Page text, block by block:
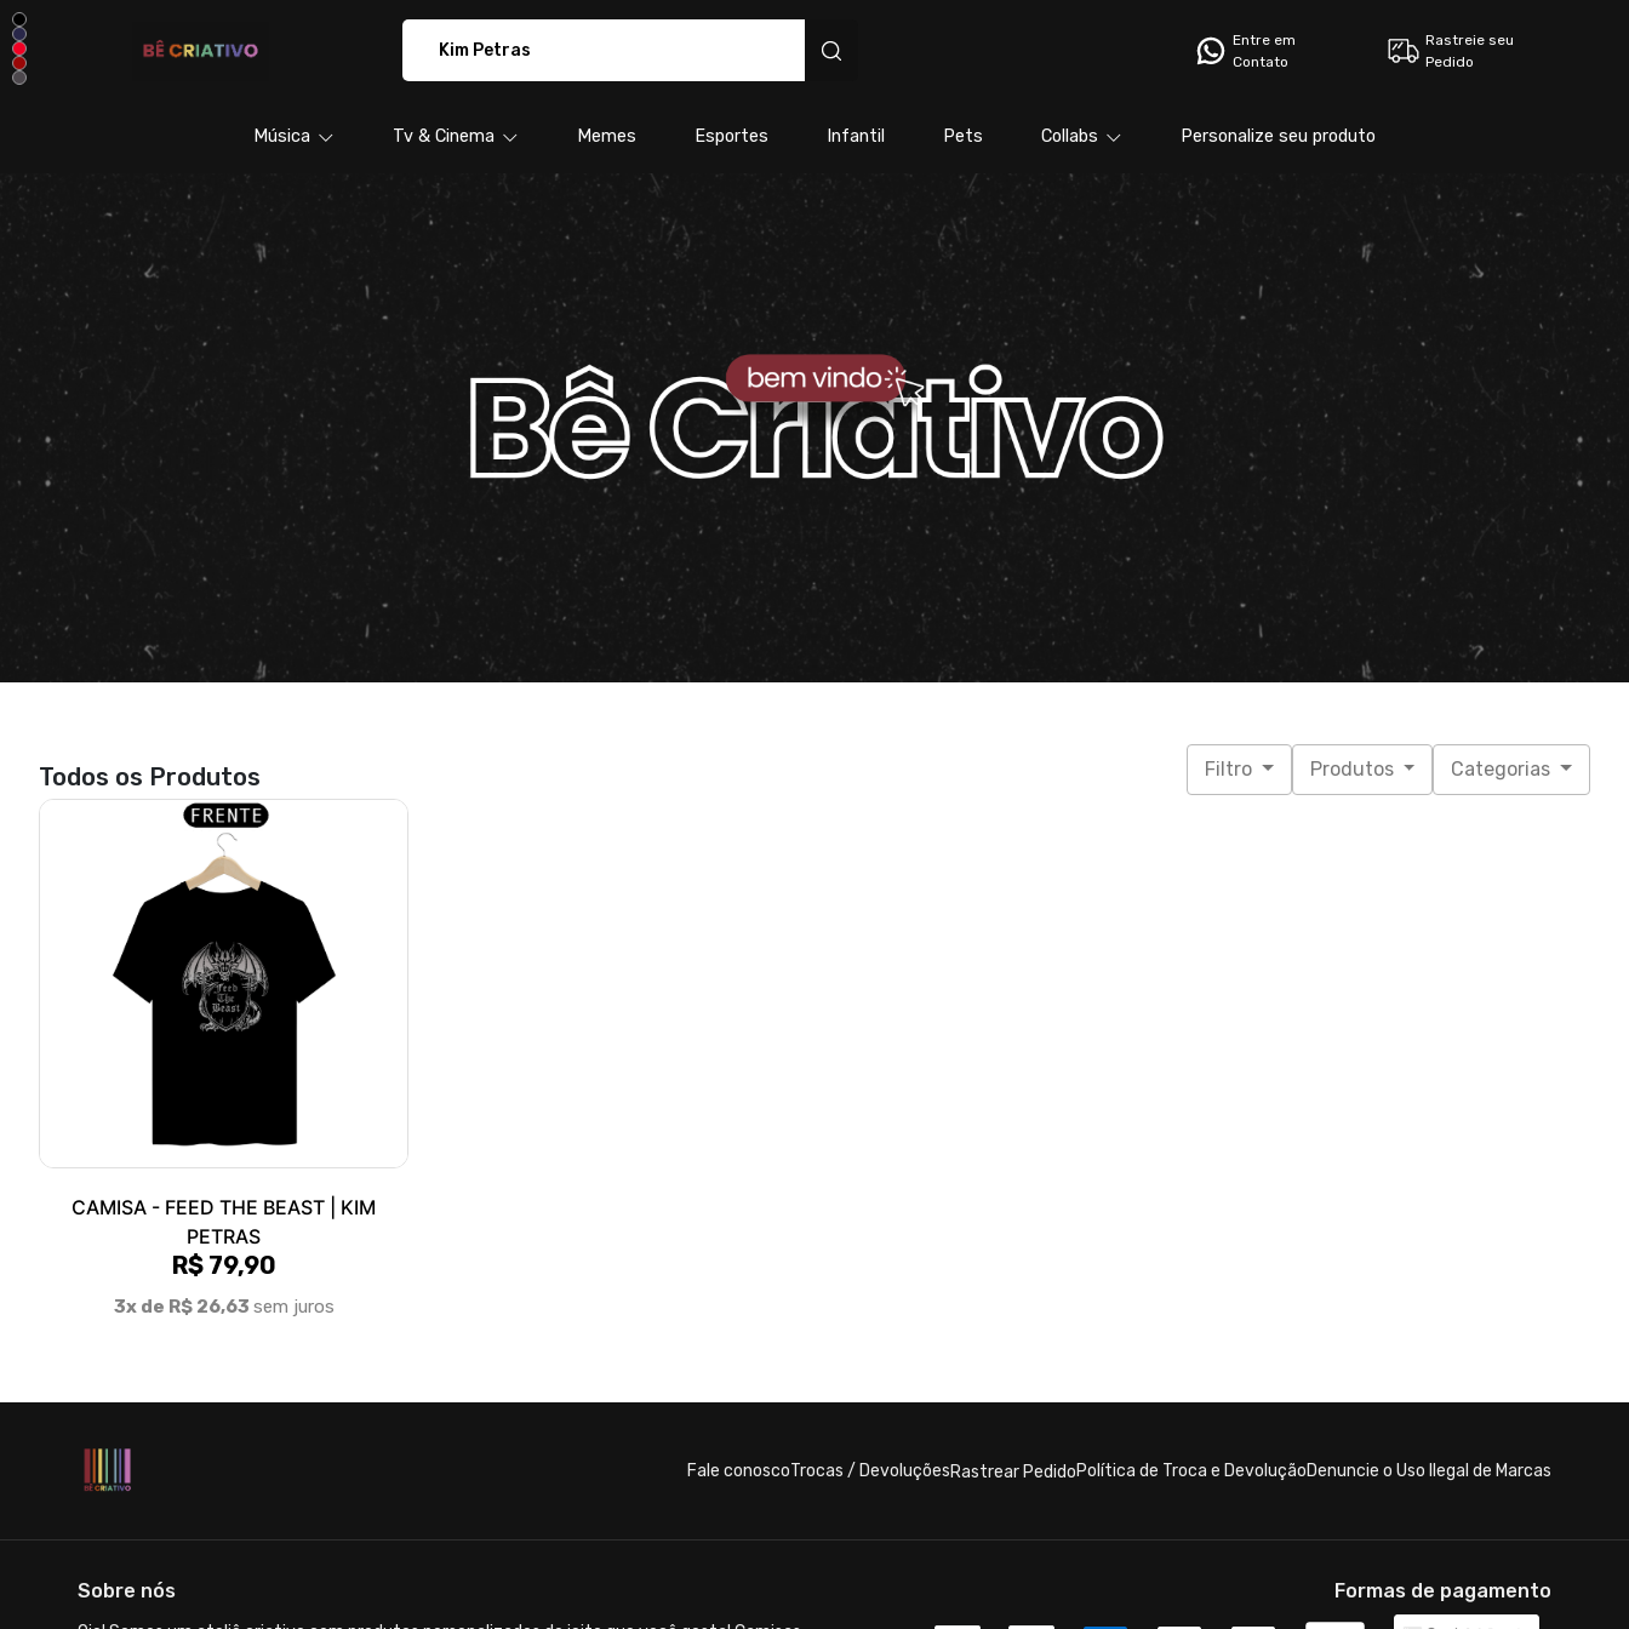
Entre em
Contato
Rastreie seu
Pedido
Música Tv & Cinema Memes Esportes Infantil Pets Collabs Personalize seu produto
Todos os Produtos Filtro Produtos Categorias
CAMISA - FEED THE BEAST | KIM
PETRAS
R$ 79,90
3x de R$ 26,63 sem juros
Fale conoscoTrocas / DevoluçõesRastrear PedidoPolítica de Troca e DevoluçãoDenuncie o Uso Ilegal de Marcas
Sobre nós Formas de pagamento